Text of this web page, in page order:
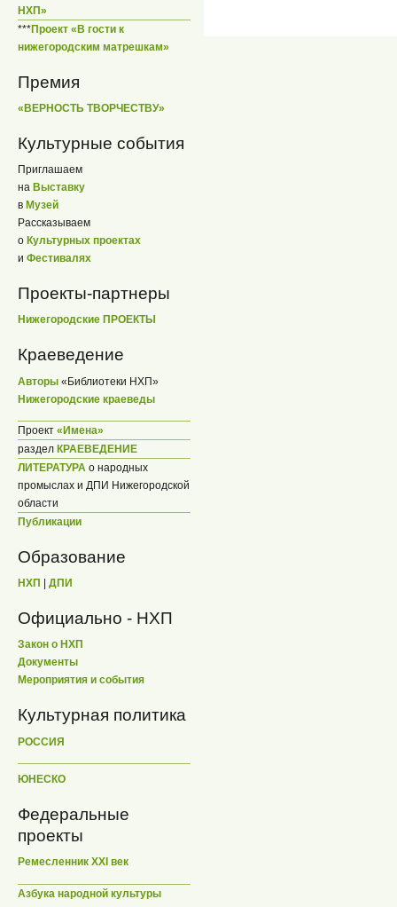
НХП»
***Проект «В гости к
нижегородским матрешкам»
Премия
«ВЕРНОСТЬ ТВОРЧЕСТВУ»
Культурные события
Приглашаем
на Выставку
в Музей
Рассказываем
о Культурных проектах
и Фестивалях
Проекты-партнеры
Нижегородские ПРОЕКТЫ
Краеведение
Авторы «Библиотеки НХП»
Нижегородские краеведы
Проект «Имена»
раздел КРАЕВЕДЕНИЕ
ЛИТЕРАТУРА о народных
промыслах и ДПИ Нижегородской
области
Публикации
Образование
НХП ДПИ
Официально - НХП
Закон о НХП
Документы
Мероприятия и события
Культурная политика
РОССИЯ
ЮНЕСКО
Федеральные
проекты
Ремесленник XXI век
Азбука народной культуры